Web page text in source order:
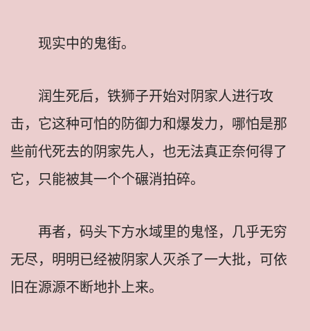
现实中的鬼街。
润生死后，铁狮子开始对阴家人进行攻
击，它这种可怕的防御力和爆发力，哪怕是那
些前代死去的阴家先人，也无法真正奈何得了
它，只能被其一个个碾消拍碎。
再者，码头下方水域里的鬼怪，几乎无穷
无尽，明明已经被阴家人灭杀了一大批，可依
旧在源源不断地扑上来。